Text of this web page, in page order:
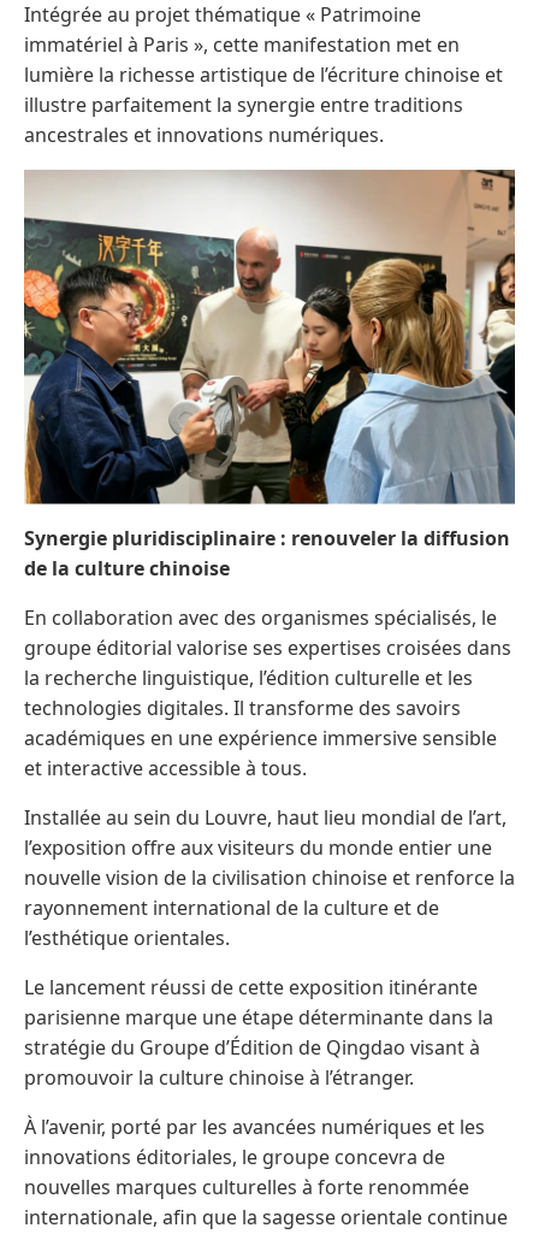
Intégrée au projet thématique « Patrimoine
immatériel à Paris », cette manifestation met en
lumière la richesse artistique de l’écriture chinoise et
illustre parfaitement la synergie entre traditions
ancestrales et innovations numériques.
Synergie pluridisciplinaire : renouveler la diffusion
de la culture chinoise
En collaboration avec des organismes spécialisés, le
groupe éditorial valorise ses expertises croisées dans
la recherche linguistique, l’édition culturelle et les
technologies digitales. Il transforme des savoirs
académiques en une expérience immersive sensible
et interactive accessible à tous.
Installée au sein du Louvre, haut lieu mondial de l’art,
l’exposition offre aux visiteurs du monde entier une
nouvelle vision de la civilisation chinoise et renforce la
rayonnement international de la culture et de
l’esthétique orientales.
Le lancement réussi de cette exposition itinérante
parisienne marque une étape déterminante dans la
stratégie du Groupe d’Édition de Qingdao visant à
promouvoir la culture chinoise à l’étranger.
À l’avenir, porté par les avancées numériques et les
innovations éditoriales, le groupe concevra de
nouvelles marques culturelles à forte renommée
internationale, afin que la sagesse orientale continue